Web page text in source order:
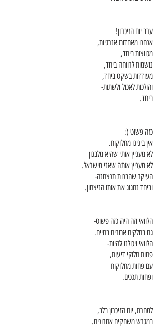
ערב יום הזיכרון!
אנחנו מאחדות אנרגיות,
מכווצות ביחד,
נושמות לרווחה ביחד,
מעודדות בשקט ביחד,
והולכות לאכול ולשתות-
ביחד.
כזה פשוט (:
אין בינינו מחלוקות.
לא מעניין אותי שהיא מלבנון
לא מעניין אותה שאני מישראל.
העיקר שהבנות תנצחנה-
וביחד נחגוג את אותו הניצחון.
הלוואי וזה היה כזה פשוט-
גם בחלקים אחרים בחיים.
הלוואי ויכולנו להיות-
פחות חלוקי דיעות,
עם פחות מחלוקות
ופחות תככים.
למחרת, יום הזיכרון בלב,
במגרש משחקים אחרונים.